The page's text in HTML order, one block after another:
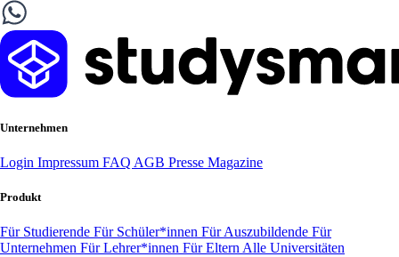
Unternehmen
Login Impressum FAQ AGB Presse Magazine
Produkt
Für Studierende Für Schüler*innen Für Auszubildende Für
Unternehmen Für Lehrer*innen Für Eltern Alle Universitäten